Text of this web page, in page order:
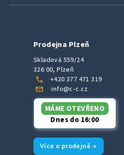
Prodejna Plzeň
Skladová 559/24
326 00, Plzeň
call +420 377 471 319
mail info@c-c.cz
MÁME OTEVŘENO
Dnes do 16:00
Více o prodejně →